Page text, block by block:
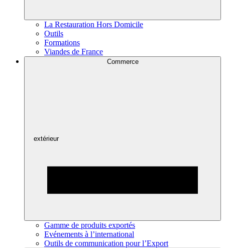
La Restauration Hors Domicile
Outils
Formations
Viandes de France
Commerce
extérieur
Gamme de produits exportés
Evénements à l’international
Outils de communication pour l’Export